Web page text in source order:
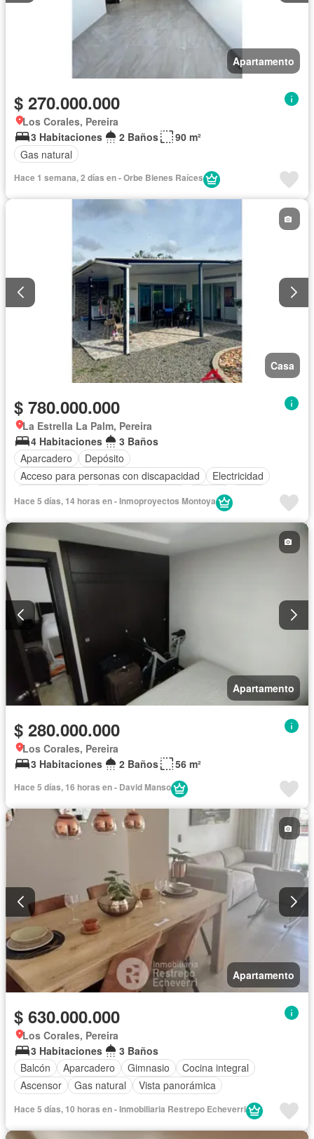
Apartamento
$ 270.000.000
Los Corales, Pereira
3 Habitaciones
2 Baños
90 m²
Gas natural
Hace 1 semana, 2 días en - Orbe Bienes Raíces
Casa
$ 780.000.000
La Estrella La Palm, Pereira
4 Habitaciones
3 Baños
Aparcadero
Depósito
Acceso para personas con discapacidad
Electricidad
Piscina
Hace 5 días, 14 horas en - Inmoproyectos Montoya
Apartamento
$ 280.000.000
Los Corales, Pereira
3 Habitaciones
2 Baños 56 m²
Hace 5 días, 16 horas en - David Manso
Apartamento
$ 630.000.000
Los Corales, Pereira
3 Habitaciones
3 Baños
Balcón
Aparcadero Gimnasio
Cocina integral
Ascensor
Gas natural Vista panorámica
Hace 5 días, 10 horas en - Inmobiliaria Restrepo Echeverri